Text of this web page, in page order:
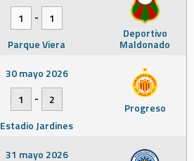
Deportivo
Maldonado
1
-
1
Parque Viera
Progreso
30 mayo 2026
1
-
2
Estadio Jardines
31 mayo 2026